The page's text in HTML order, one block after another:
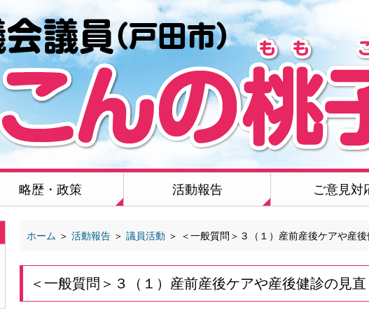
略歴・政策 活動報告 ご意見対
ホーム ＞ 活動報告 ＞ 議員活動 ＞ ＜一般質問＞３（１）産前産後ケアや産
＜一般質問＞３（１）産前産後ケアや産後健診の見